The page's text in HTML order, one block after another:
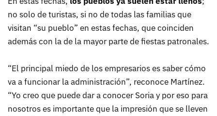
no solo de turistas, si no de todas las familias que
visitan “su pueblo” en estas fechas, que coinciden
además con la de la mayor parte de fiestas patronales.
“El principal miedo de los empresarios es saber cómo
va a funcionar la administración”, reconoce Martínez.
“Yo creo que puede dar a conocer Soria y por eso para
nosotros es importante que la impresión que se lleven